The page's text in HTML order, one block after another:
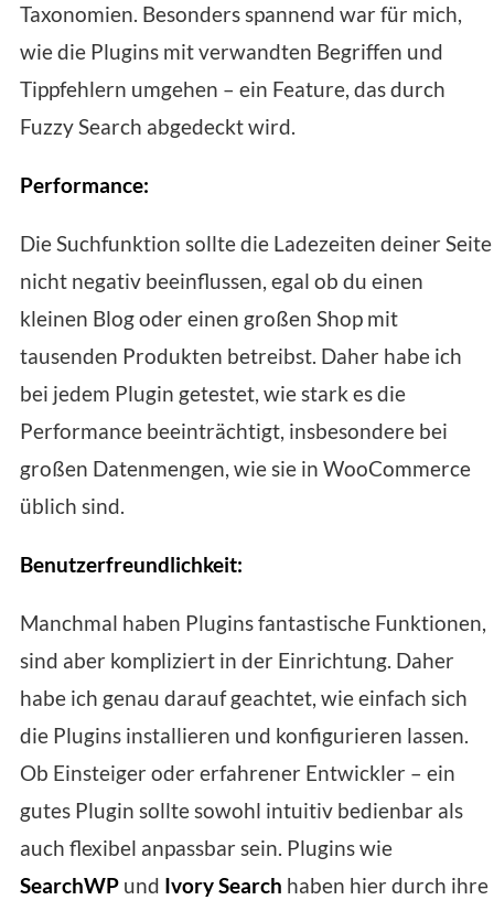
Taxonomien. Besonders spannend war für mich,
wie die Plugins mit verwandten Begriffen und
Tippfehlern umgehen – ein Feature, das durch
Fuzzy Search abgedeckt wird.
Performance:
Die Suchfunktion sollte die Ladezeiten deiner Seite
nicht negativ beeinflussen, egal ob du einen
kleinen Blog oder einen großen Shop mit
tausenden Produkten betreibst. Daher habe ich
bei jedem Plugin getestet, wie stark es die
Performance beeinträchtigt, insbesondere bei
großen Datenmengen, wie sie in WooCommerce
üblich sind.
Benutzerfreundlichkeit:
Manchmal haben Plugins fantastische Funktionen,
sind aber kompliziert in der Einrichtung. Daher
habe ich genau darauf geachtet, wie einfach sich
die Plugins installieren und konfigurieren lassen.
Ob Einsteiger oder erfahrener Entwickler – ein
gutes Plugin sollte sowohl intuitiv bedienbar als
auch flexibel anpassbar sein. Plugins wie
SearchWP und Ivory Search haben hier durch ihre